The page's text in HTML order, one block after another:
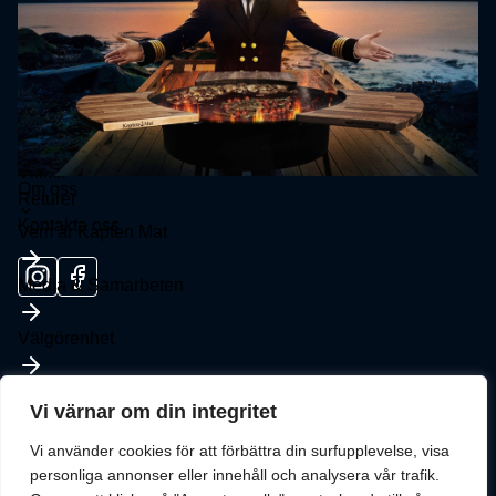
Vi värnar om din integritet
Vi använder cookies för att förbättra din surfupplevelse, visa
personliga annonser eller innehåll och analysera vår trafik.
Om oss
Vem är Kapten Mat
Media & Samarbeten
Välgörenhet
FAQ
Råd inför köp av stekhäll
SUPPORT
Villkor
Returer
Kontakta oss